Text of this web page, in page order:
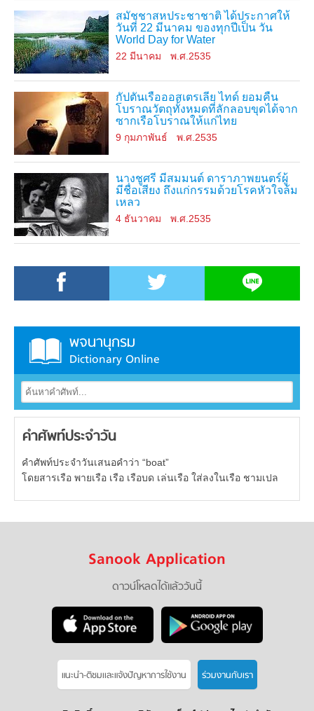
สมัชชาสหประชาชาติ ได้ประกาศให้
วันที่ 22 มีนาคม ของทุกปีเป็น วัน
World Day for Water
22 มีนาคม พ.ศ.2535
กัปตันเรือออสเตรเลีย ไทด์ ยอมคืน
โบราณวัตถุทั้งหมดที่ลักลอบขุดได้จาก
ซากเรือโบราณให้แก่ไทย
9 กุมภาพันธ์ พ.ศ.2535
นางชูศรี มีสมมนต์ ดาราภาพยนตร์ผู้
มีชื่อเสียง ถึงแก่กรรมด้วยโรคหัวใจล้ม
เหลว
4 ธันวาคม พ.ศ.2535
พจนานุกรม
Dictionary Online
คำศัพท์ประจำวัน
คำศัพท์ประจำวันเสนอคำว่า “boat”
โดยสารเรือ พายเรือ เรือ เรือบด เล่นเรือ ใส่ลงในเรือ ชามเปล
Sanook Application
ดาวน์โหลดได้แล้ววันนี้
แนะนำ-ติชมเเละแจ้งปัญหาการใช้งาน ร่วมงานกับเรา